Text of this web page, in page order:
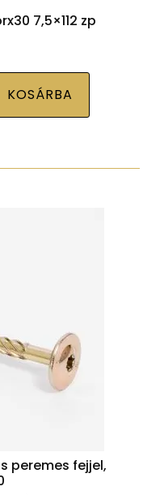
7,5×112 zp
KOSÁRBA
peremes fejjel,